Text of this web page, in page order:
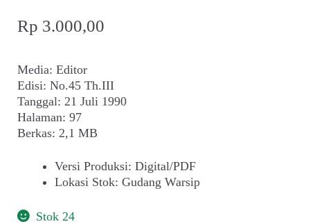
Rp 3.000,00
Media: Editor
Edisi: No.45 Th.III
Tanggal: 21 Juli 1990
Halaman: 97
Berkas: 2,1 MB
Versi Produksi: Digital/PDF
Lokasi Stok: Gudang Warsip
Stok 24